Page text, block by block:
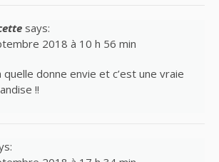
says:
2018 à 10 h 56 min
quelle donne envie et c’est une vraie
!!